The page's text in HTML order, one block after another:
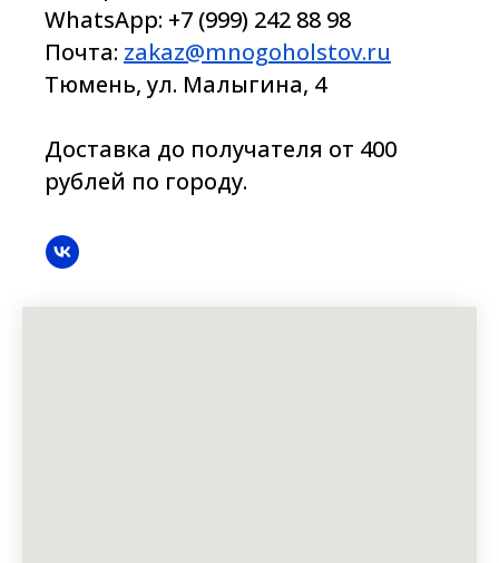
WhatsApp: +7 (999) 242 88 98
Почта: zakaz@mnogoholstov.ru
Тюмень, ул. Малыгина, 4
Доставка до получателя от 400
рублей по городу.